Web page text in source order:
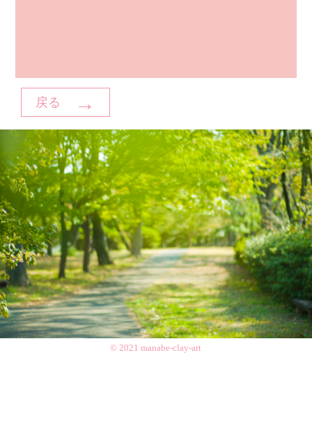
戻る →
© 2021 manabe-clay-art